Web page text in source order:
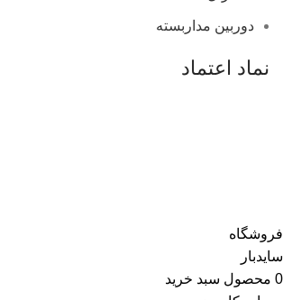
دوربین مداربسته
نماد اعتماد
فروشگاه
سایدبار
0 محصول سبد خرید